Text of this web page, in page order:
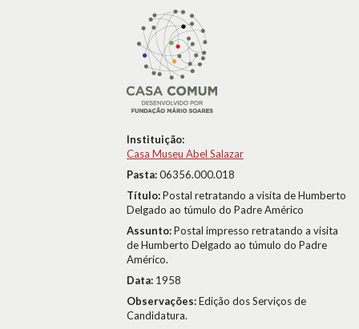
Instituição:
Casa Museu Abel Salazar
Pasta:06356.000.018
Título:Postal retratando a visita de Humberto
Delgado ao túmulo do Padre Américo
Assunto:Postal impresso retratando a visita
de Humberto Delgado ao túmulo do Padre
Américo.
Data: 1958
Observações:Edição dos Serviços de
Candidatura.